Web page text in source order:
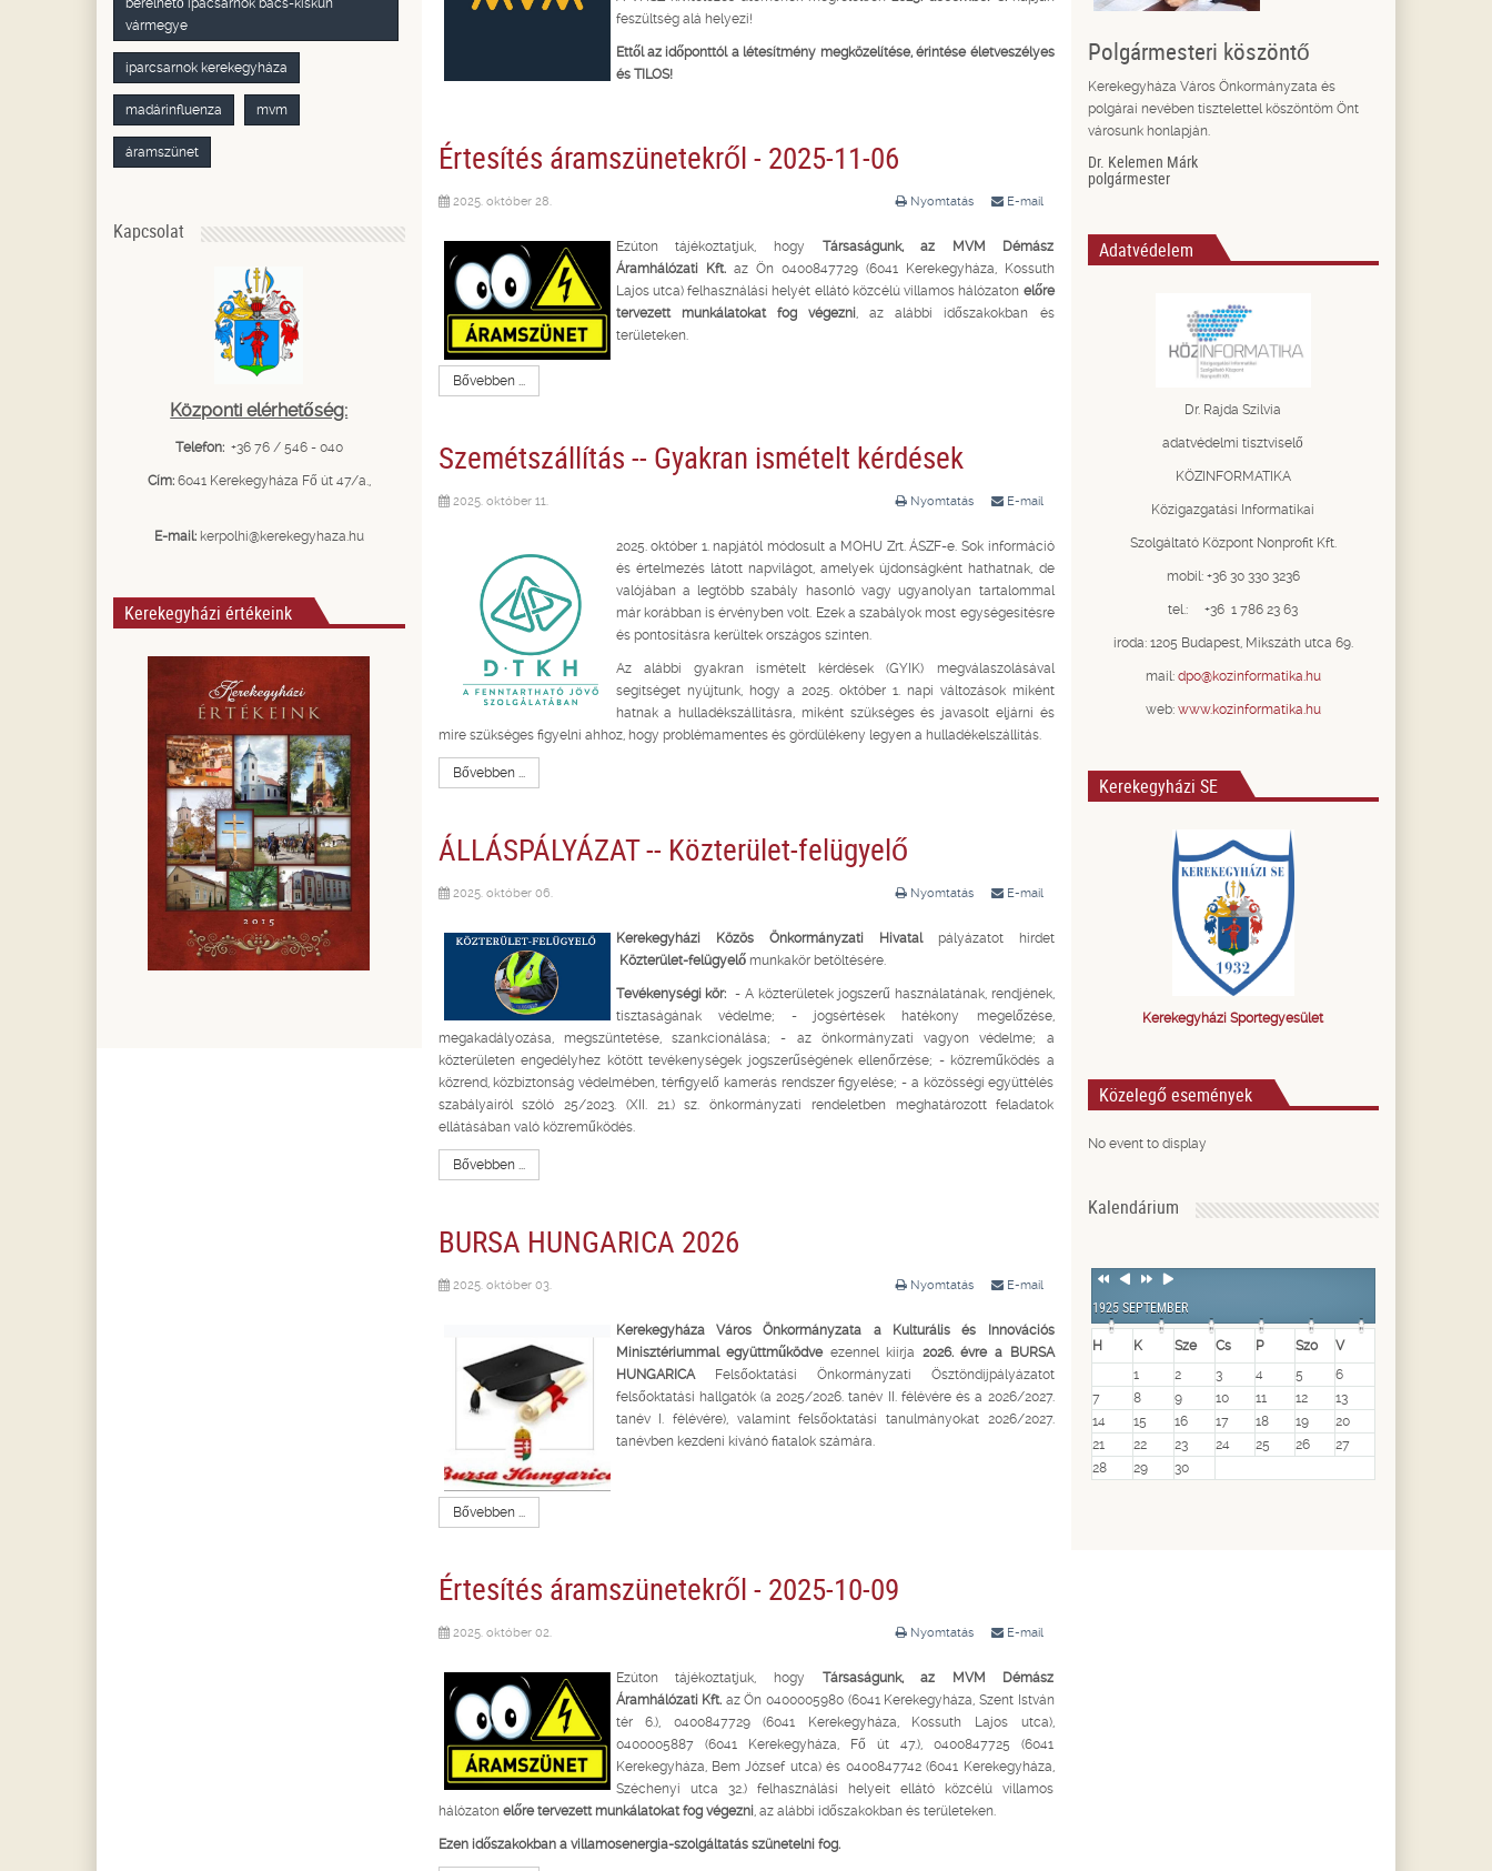
feszültség alá helyezi!
Ettől az időponttól a létesítmény megközelítése, érintése életveszélyes
és TILOS!
Értesítés áramszünetekről - 2025-11-06
Nyomtatás E-mail
2025. október 28.
Ezúton tájékoztatjuk, hogy Társaságunk, az MVM Démász
Áramhálózati Kft.az Ön 0400847729 (6041 Kerekegyháza, Kossuth
Lajos utca) felhasználási helyét ellátó közcélú villamos hálózaton előre
tervezett munkálatokat fog végezni, az alábbi időszakokban és
területeken.
Bővebben ...
Szemétszállítás -- Gyakran ismételt kérdések
Nyomtatás E-mail
2025. október 11.
2025. október 1. napjától módosult a MOHU Zrt. ÁSZF-e. Sok információ
és értelmezés látott napvilágot, amelyek újdonságként hathatnak, de
valójában a legtöbb szabály hasonló vagy ugyanolyan tartalommal
már korábban is érvényben volt. Ezek a szabályok most egységesítésre
és pontosításra kerültek országos szinten.
Az alábbi gyakran ismételt kérdések (GYIK) megválaszolásával
segítséget nyújtunk, hogy a 2025. október 1. napi változások miként
hatnak a hulladékszállításra, miként szükséges és javasolt eljárni és
mire szükséges figyelni ahhoz, hogy problémamentes és gördülékeny legyen a hulladékelszállítás.
Bővebben ...
ÁLLÁSPÁLYÁZAT -- Közterület-felügyelő
Nyomtatás E-mail
2025. október 06.
Kerekegyházi Közös Önkormányzati Hivatalpályázatot hirdet
Közterület-felügyelő munkakör betöltésére.
Tevékenységi kör: - A közterületek jogszerű használatának, rendjének,
tisztaságának védelme; - jogsértések hatékony megelőzése,
megakadályozása, megszüntetése, szankcionálása; - az önkormányzati vagyon védelme; a
közterületen engedélyhez kötött tevékenységek jogszerűségének ellenőrzése; - közreműködés a
közrend, közbiztonság védelmében, térfigyelő kamerás rendszer figyelése; - a közösségi együttélés
szabályairól szóló 25/2023. (XII. 21.) sz. önkormányzati rendeletben meghatározott feladatok
ellátásában való közreműködés.
Bővebben ...
BURSA HUNGARICA 2026
Nyomtatás E-mail
2025. október 03.
Kerekegyháza Város Önkormányzata a Kulturális és Innovációs
Minisztériummal együttműködveezennel kiírja 2026. évre a BURSA
HUNGARICAFelsőoktatási Önkormányzati Ösztöndíjpályázatot
felsőoktatási hallgatók (a 2025/2026. tanév II. félévére és a 2026/2027.
tanév I. félévére), valamint felsőoktatási tanulmányokat 2026/2027.
tanévben kezdeni kívánó fiatalok számára.
Bővebben ...
Értesítés áramszünetekről - 2025-10-09
Nyomtatás E-mail
2025. október 02.
Ezúton tájékoztatjuk, hogy Társaságunk, az MVM Démász
Áramhálózati Kft. az Ön 0400005980 (6041 Kerekegyháza, Szent István
tér 6.), 0400847729 (6041 Kerekegyháza, Kossuth Lajos utca),
0400005887 (6041 Kerekegyháza, Fő út 47.), 0400847725 (6041
Kerekegyháza, Bem József utca) és 0400847742 (6041 Kerekegyháza,
Széchenyi utca 32.) felhasználási helyeit ellátó közcélú villamos
hálózaton előre tervezett munkálatokat fog végezni , az alábbi időszakokban és területeken.
Ezen időszakokban a villamosenergia-szolgáltatás szünetelni fog.
bérelhető ipacsarnok bács-kiskun
vármegye
iparcsarnok kerekegyháza
madárinfluenza mvm
áramszünet
Kapcsolat
Központi elérhetőség:
Telefon: +36 76 / 546 - 040
Cím: 6041 Kerekegyháza Fő út 47/a.,
E-mail: kerpolhi@kerekegyhaza.hu
Kerekegyházi értékeink
Polgármesteri köszöntő
Kerekegyháza Város Önkormányzata és
polgárai nevében tisztelettel köszöntöm Önt
városunk honlapján.
Dr. Kelemen Márk
polgármester
Adatvédelem
Dr. Rajda Szilvia
adatvédelmi tisztviselő
KÖZINFORMATIKA
Közigazgatási Informatikai
Szolgáltató Központ Nonprofit Kft.
mobil: +36 30 330 3236
tel.: +36 1 786 23 63
iroda: 1205 Budapest, Mikszáth utca 69.
mail: dpo@kozinformatika.hu
web: www.kozinformatika.hu
Kerekegyházi SE
Kerekegyházi Sportegyesület
Közelegő események
No event to display
Kalendárium
Previous
Previous
NextNext
1925 SEPTEMBER
H K Sze Cs P Szo
V
1
2 3 4 5
6
7
8 9 10 11 12
13
14
15 16 17 18 19
20
21
22 23 24 25 26
27
28
29 30